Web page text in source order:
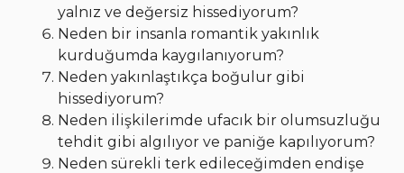
yalnız ve değersiz hissediyorum?
Neden bir insanla romantik yakınlık
kurduğumda kaygılanıyorum?
Neden yakınlaştıkça boğulur gibi
hissediyorum?
Neden ilişkilerimde ufacık bir olumsuzluğu
tehdit gibi algılıyor ve paniğe kapılıyorum?
Neden sürekli terk edileceğimden endişe